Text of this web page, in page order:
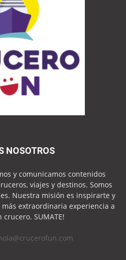
NOSOTROS
y comunicamos contenidos
viajes y destinos. Somos
Nuestra misión es inspirarte y
extraordinaria experiencia a
SUMATE!